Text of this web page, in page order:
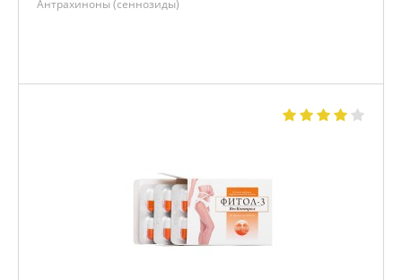
Антрахиноны (сеннозиды)